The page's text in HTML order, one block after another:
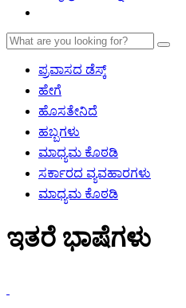
ಪ್ರವಾಸದ ಡೆಸ್ಕ್
ಹೇಗೆ
ಹೊಸತೇನಿದೆ
ಹಬ್ಬಗಳು
ಮಾಧ್ಯಮ ಕೊಠಡಿ
ಸರ್ಕಾರದ ವ್ಯವಹಾರಗಳು
ಮಾಧ್ಯಮ ಕೊಠಡಿ
ಇತರೆ ಭಾಷೆಗಳು